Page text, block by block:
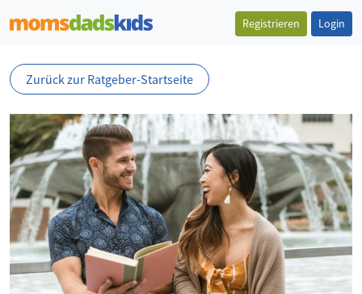
Registrieren Login
Zurück zur Ratgeber-Startseite